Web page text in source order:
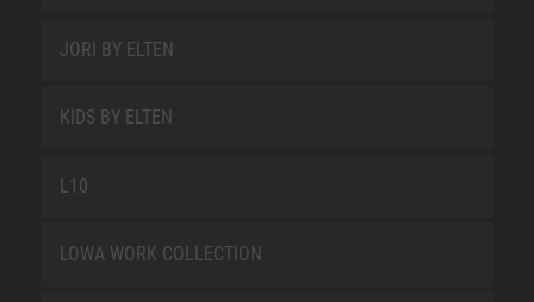
JORI BY ELTEN
KIDS BY ELTEN
L10
LOWA WORK COLLECTION